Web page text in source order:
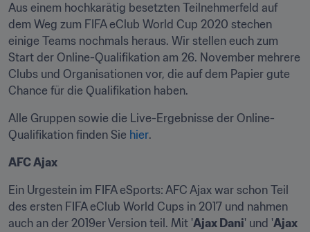
Aus einem hochkarätig besetzten Teilnehmerfeld auf
dem Weg zum FIFA eClub World Cup 2020 stechen
einige Teams nochmals heraus. Wir stellen euch zum
Start der Online-Qualifikation am 26. November mehrere
Clubs und Organisationen vor, die auf dem Papier gute
Chance für die Qualifikation haben.
Alle Gruppen sowie die Live-Ergebnisse der Online-
Qualifikation finden Sie hier.
AFC Ajax
Ein Urgestein im FIFA eSports: AFC Ajax war schon Teil
des ersten FIFA eClub World Cups in 2017 und nahmen
auch an der 2019er Version teil. Mit 'Ajax Dani' und 'Ajax